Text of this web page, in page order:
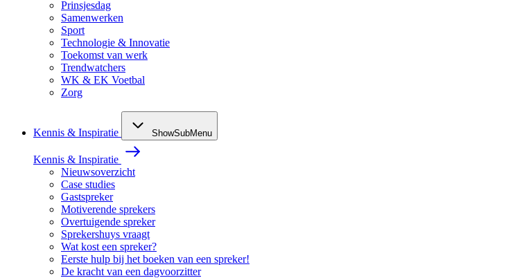
Prinsjesdag
Samenwerken
Sport
Technologie & Innovatie
Toekomst van werk
Trendwatchers
WK & EK Voetbal
Zorg
Kennis & Inspiratie ShowSubMenu
Kennis & Inspiratie
Nieuwsoverzicht
Case studies
Gastspreker
Motiverende sprekers
Overtuigende spreker
Sprekershuys vraagt
Wat kost een spreker?
Eerste hulp bij het boeken van een spreker!
De kracht van een dagvoorzitter